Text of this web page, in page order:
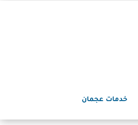
خدمات عجمان